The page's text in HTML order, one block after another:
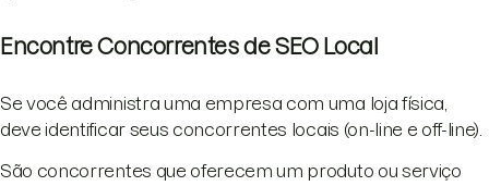
Encontre Concorrentes de SEO Local
Se você administra uma empresa com uma loja física,
deve identificar seus concorrentes locais (on-line e off-line).
São concorrentes que oferecem um produto ou serviço